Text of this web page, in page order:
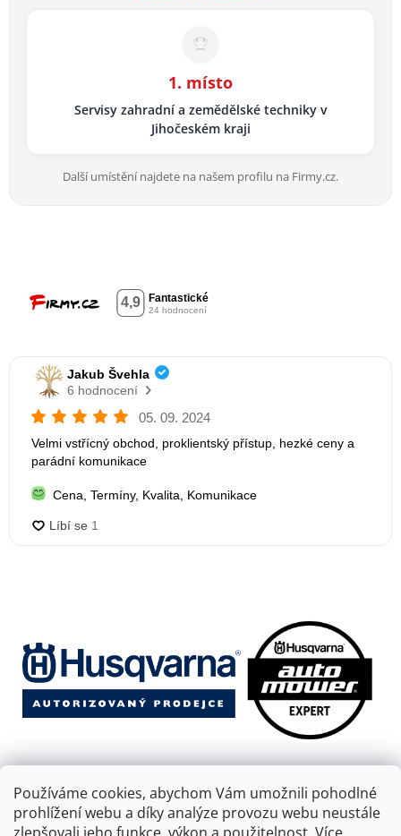
Používáme cookies, abychom Vám umožnili pohodlné
prohlížení webu a díky analýze provozu webu neustále
1. místo
Servisy zahradní a zemědělské techniky v
Jihočeském kraji
Další umístění najdete na našem profilu na Firmy.cz.